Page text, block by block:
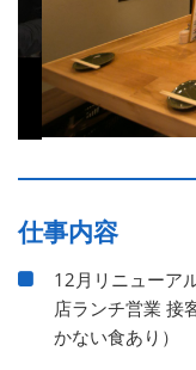
仕事内容
12月リニューア
店ランチ営業 接
かない食あり）